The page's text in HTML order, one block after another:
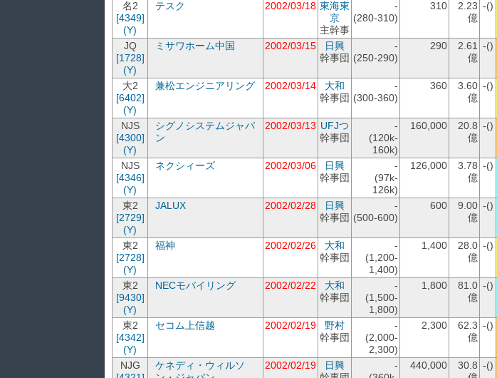
名2
[4349]
(Y)
テスク 2002/03/18 東海東
京
主幹事
-
(280-310)
310
2.23
億
-()
JQ
[1728]
(Y)
ミサワホーム中国 2002/03/15
日興
幹事団
-
(250-290)
290
2.61
億
-()
大2
[6402]
(Y)
兼松エンジニアリング 2002/03/14
大和
幹事団
-
(300-360)
360
3.60
億
-()
NJS
[4300]
(Y)
シグノシステムジャパ
ン
2002/03/13 UFJつ
幹事団
-
(120k-
160k)
160,000
20.8
億
-()
NJS
[4346]
(Y)
ネクシィーズ 2002/03/06
日興
幹事団
-
(97k-
126k)
126,000
3.78
億
-()
東2
[2729]
(Y)
JALUX 2002/02/28
日興
幹事団
-
(500-600)
600
9.00
億
-()
東2
[2728]
(Y)
福神 2002/02/26
大和
幹事団
-
(1,200-
1,400)
1,400
28.0
億
-()
東2
[9430]
(Y)
NECモバイリング 2002/02/22
大和
幹事団
-
(1,500-
1,800)
1,800
81.0
億
-()
東2
[4342]
(Y)
セコム上信越 2002/02/19
野村
幹事団
-
(2,000-
2,300)
2,300
62.3
億
-()
NJG
ケネディ・ウィルソ
2002/02/19
日興
-
440,000
30.8 -()